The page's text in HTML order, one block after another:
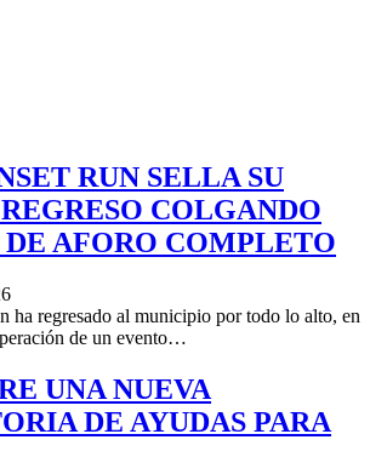
RUN SELLA SU
COLGANDO
AFORO COMPLETO
ha regresado al municipio por todo lo alto, en
de un evento…
UNA NUEVA
DE AYUDAS PARA